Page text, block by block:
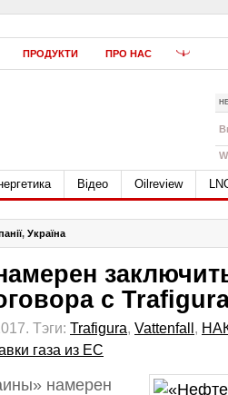
ПРОДУКТИ ПРО НАС
Відео Oilreview
, Україна
с
Тэги: Trafigura, Vattenfall,
газа из ЕС
намерен